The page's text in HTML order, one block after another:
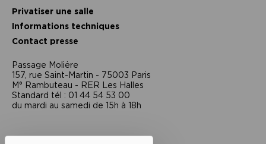
Privatiser une salle
Informations techniques
Contact presse
Passage Moliėre
157, rue Saint-Martin - 75003 Paris
M° Rambuteau - RER Les Halles
Standard tél : 01 44 54 53 00
du mardi au samedi de 15h à 18h